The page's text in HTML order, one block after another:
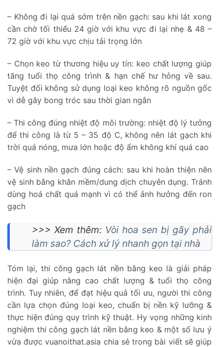
– Không đi lại quá sớm trên nền gạch: sau khi lát xong
cần chờ tối thiểu 24 giờ với khu vực đi lại nhẹ & 48 –
72 giờ với khu vực chịu tải trọng lớn
– Chọn keo từ thương hiệu uy tín: keo chất lượng giúp
tăng tuổi thọ công trình & hạn chế hư hỏng về sau.
Tuyệt đối không sử dụng loại keo không rõ nguồn gốc
vì dễ gây bong tróc sau thời gian ngắn
– Thi công đúng nhiệt độ môi trường: nhiệt độ lý tưởng
để thi công là từ 5 – 35 độ C, không nên lát gạch khi
trời quá nóng, mưa lớn hoặc độ ẩm không khí quá cao
– Vệ sinh nền gạch đúng cách: sau khi hoàn thiện nên
vệ sinh bằng khăn mềm/dung dịch chuyên dụng. Tránh
dùng hoá chất quá mạnh vì có thể ảnh hưởng đến ron
gạch
>>> Xem thêm: Vòi hoa sen bị gãy phải
làm sao? Cách xử lý nhanh gọn tại nhà
Tóm lại, thi công gạch lát nền bằng keo là giải pháp
hiện đại giúp nâng cao chất lượng & tuổi thọ công
trình. Tuy nhiên, để đạt hiệu quả tối ưu, người thi công
cần lựa chọn đúng loại keo, chuẩn bị nền kỹ lưỡng &
thực hiện đúng quy trình kỹ thuật. Hy vọng những kinh
nghiệm thi công gạch lát nền bằng keo & một số lưu ý
vừa được vuanoithat.asia chia sẻ trong bài viết sẽ giúp